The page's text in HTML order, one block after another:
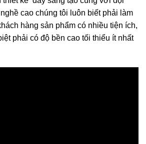
cao chúng tôi luôn biết phải làm
hàng sản phẩm có nhiều tiện ích,
phải có độ bền cao tối thiểu ít nhất